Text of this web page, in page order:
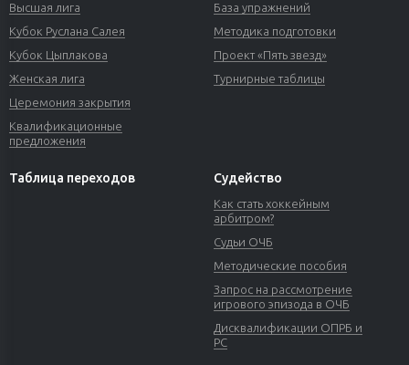
Высшая лига
Кубок Руслана Салея
Кубок Цыплакова
Женская лига
Церемония закрытия
Квалификационные
предложения
База упражнений
Методика подготовки
Проект «Пять звезд»
Турнирные таблицы
Таблица переходов Судейство
Как стать хоккейным
арбитром?
Судьи ОЧБ
Методические пособия
Запрос на рассмотрение
игрового эпизода в ОЧБ
Дисквалификации ОПРБ и
РС